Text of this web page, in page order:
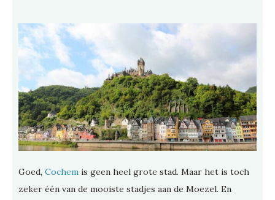
Goed, Cochem is geen heel grote stad. Maar het is toch
zeker één van de mooiste stadjes aan de Moezel. En